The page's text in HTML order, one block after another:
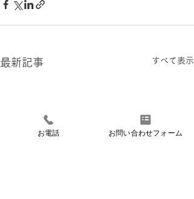
最新記事 すべて表示
お電話 お問い合わせフォーム